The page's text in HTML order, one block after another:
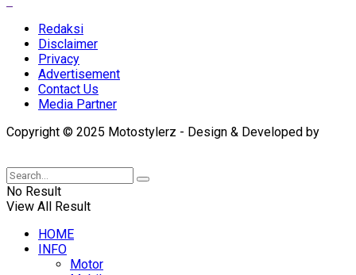
Redaksi
Disclaimer
Privacy
Advertisement
Contact Us
Media Partner
Copyright © 2025 Motostylerz - Design & Developed by
No Result
View All Result
HOME
INFO
Motor